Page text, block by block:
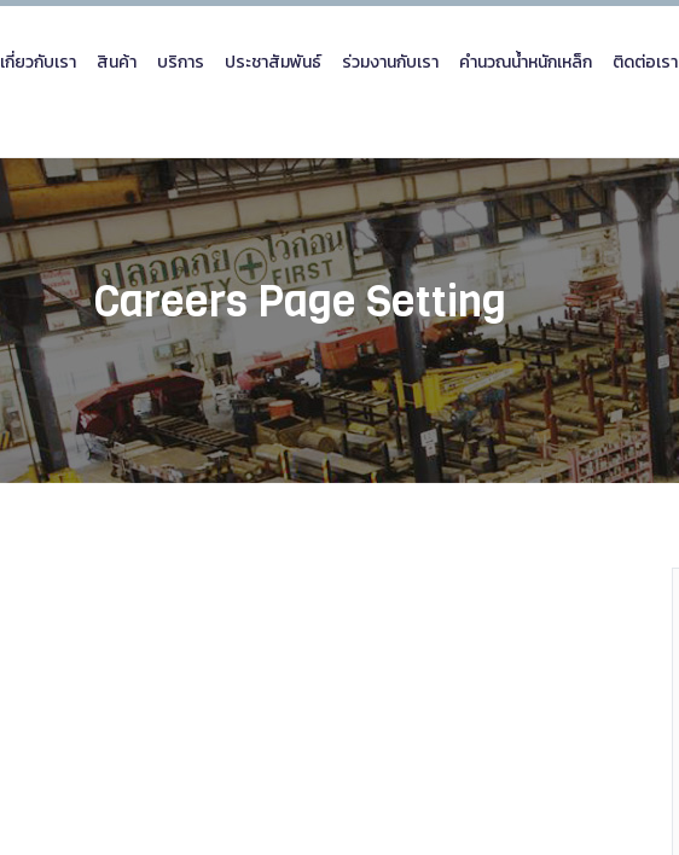
เกี่ยวกับเรา สินค้า บริการ ประชาสัมพันธ์ ร่วมงานกับเรา คำนวณน้ำหนักเหล็ก ติดต่อเรา
Careers Page Setting